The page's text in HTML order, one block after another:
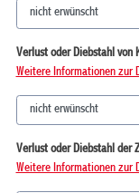
Verlust oder Diebstahl von
Weitere Informationen zur
Verlust oder Diebstahl der
Weitere Informationen zur